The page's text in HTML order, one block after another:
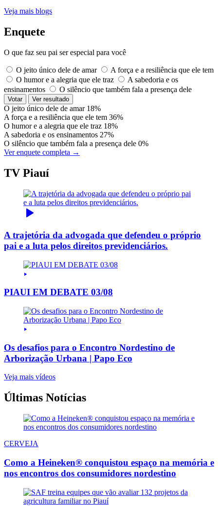
Veja mais blogs
Enquete
O que faz seu pai ser especial para você
O jeito único dele de amar
A força e a resiliência que ele tem
O humor e a alegria que ele traz
A sabedoria e os
ensinamentos
O silêncio que também fala a presença dele
Votar Ver resultado
O jeito único dele de amar 18%
A força e a resiliência que ele tem 36%
O humor e a alegria que ele traz 18%
A sabedoria e os ensinamentos 27%
O silêncio que também fala a presença dele 0%
Ver enquete completa →
TV Piauí
A trajetória da advogada que defendeu o próprio
pai e a luta pelos direitos previdenciários.
PIAUI EM DEBATE 03/08
Os desafios para o Encontro Nordestino de
Arborização Urbana | Papo Eco
Veja mais vídeos
Últimas Notícias
CERVEJA
Como a Heineken® conquistou espaço na memória e
nos encontros dos consumidores nordestino